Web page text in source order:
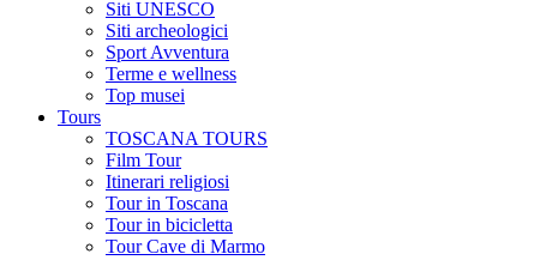
Siti UNESCO
Siti archeologici
Sport Avventura
Terme e wellness
Top musei
Tours
TOSCANA TOURS
Film Tour
Itinerari religiosi
Tour in Toscana
Tour in bicicletta
Tour Cave di Marmo